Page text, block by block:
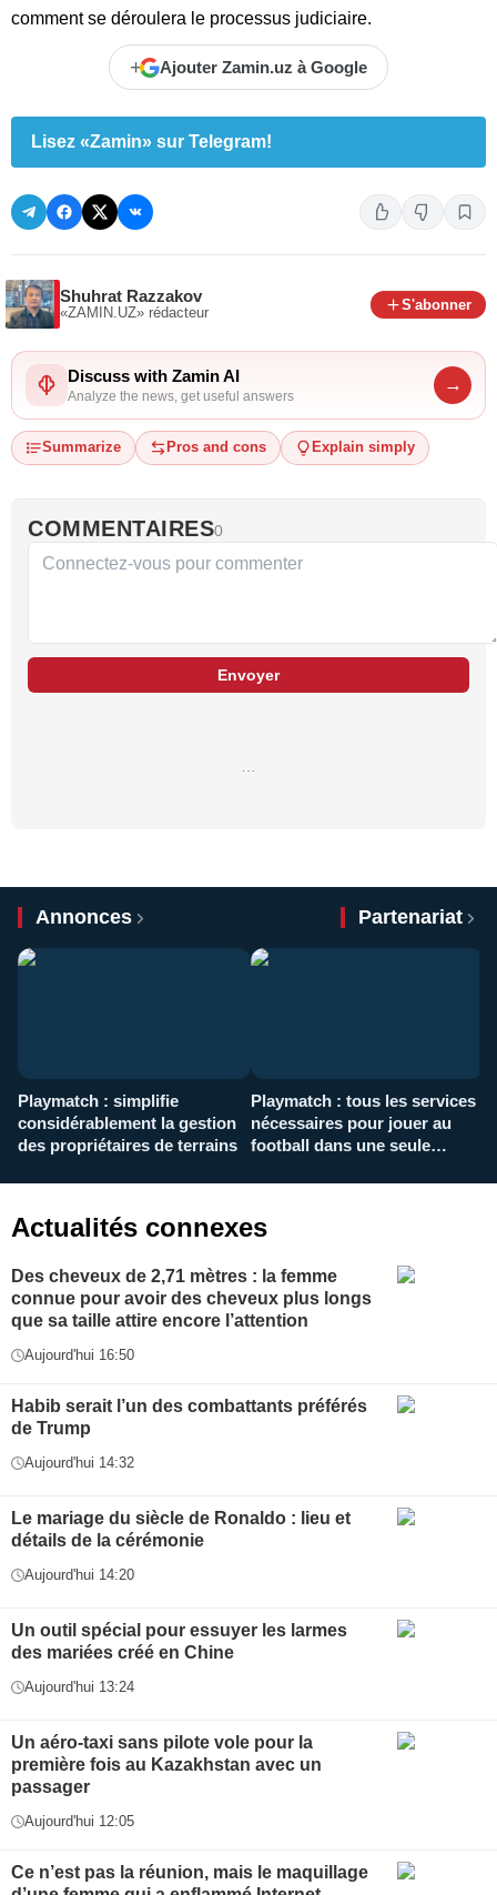
comment se déroulera le processus judiciaire.
+ Ajouter Zamin.uz à Google
Lisez «Zamin» sur Telegram!
Shuhrat Razzakov
«ZAMIN.UZ» rédacteur
S'abonner
Discuss with Zamin AI
Analyze the news, get useful answers
→
Summarize Pros and cons Explain simply
COMMENTAIRES0
Envoyer
…
Annonces Partenariat
Playmatch : simplifie
considérablement la gestion
des propriétaires de terrains
Playmatch : tous les services
nécessaires pour jouer au
football dans une seule
Actualités connexes
Des cheveux de 2,71 mètres : la femme
connue pour avoir des cheveux plus longs
que sa taille attire encore l’attention
Aujourd'hui 16:50
Habib serait l’un des combattants préférés
de Trump
Aujourd'hui 14:32
Le mariage du siècle de Ronaldo : lieu et
détails de la cérémonie
Aujourd'hui 14:20
Un outil spécial pour essuyer les larmes
des mariées créé en Chine
Aujourd'hui 13:24
Un aéro-taxi sans pilote vole pour la
première fois au Kazakhstan avec un
passager
Aujourd'hui 12:05
Ce n’est pas la réunion, mais le maquillage